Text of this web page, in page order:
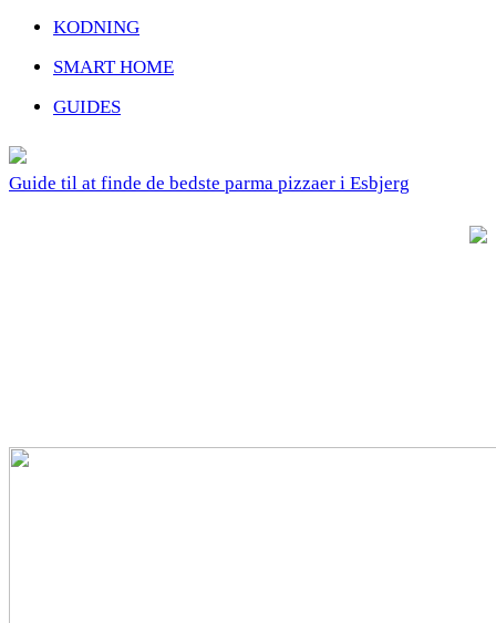
KODNING
SMART HOME
GUIDES
Guide til at finde de bedste parma pizzaer i Esbjerg